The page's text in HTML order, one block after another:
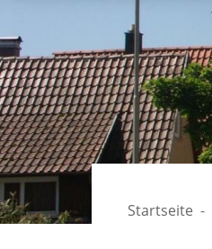
Startseite